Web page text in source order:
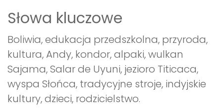
Słowa kluczowe
Boliwia, edukacja przedszkolna, przyroda,
kultura, Andy, kondor, alpaki, wulkan
Sajama, Salar de Uyuni, jezioro Titicaca,
wyspa Słońca, tradycyjne stroje, indyjskie
kultury, dzieci, rodzicielstwo.